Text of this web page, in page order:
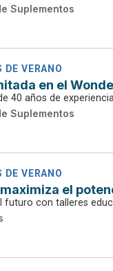
Suplementos
VERANO
en el
40 años de
Suplementos
VERANO
el
futuro con talleres